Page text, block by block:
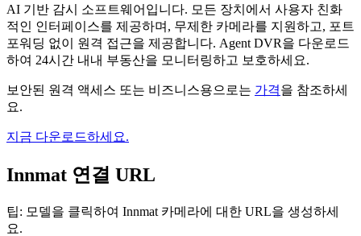
AI 기반 감시 소프트웨어입니다. 모든 장치에서 사용자 친화
적인 인터페이스를 제공하며, 무제한 카메라를 지원하고, 포트
포워딩 없이 원격 접근을 제공합니다. Agent DVR을 다운로드
하여 24시간 내내 부동산을 모니터링하고 보호하세요.
보안된 원격 액세스 또는 비즈니스용으로는 가격을 참조하세
요.
지금 다운로드하세요.
Innmat 연결 URL
팁: 모델을 클릭하여 Innmat 카메라에 대한 URL을 생성하세
요.